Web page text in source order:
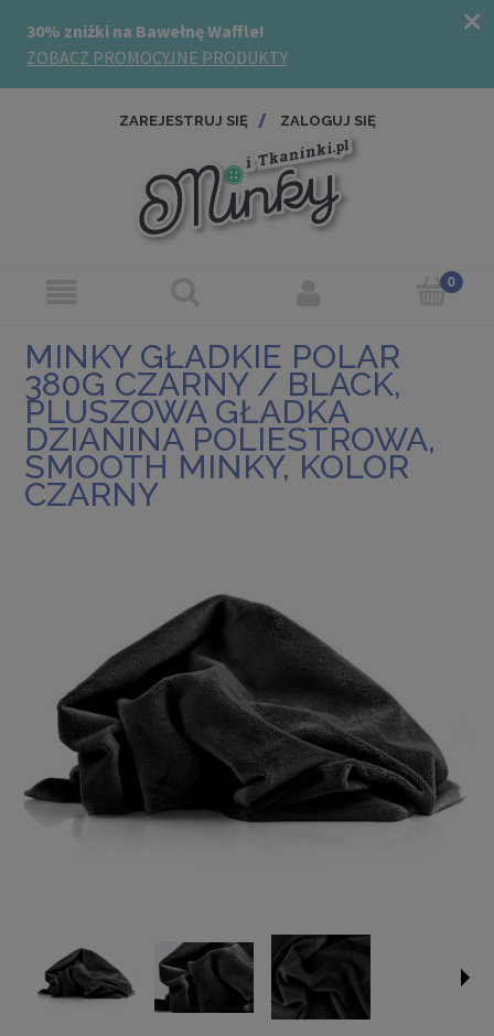
ZAREJESTRUJ SIĘ ZALOGUJ SIĘ
MINKY GŁADKIE POLAR
380G CZARNY / BLACK,
PLUSZOWA GŁADKA
DZIANINA POLIESTROWA,
SMOOTH MINKY, KOLOR
CZARNY